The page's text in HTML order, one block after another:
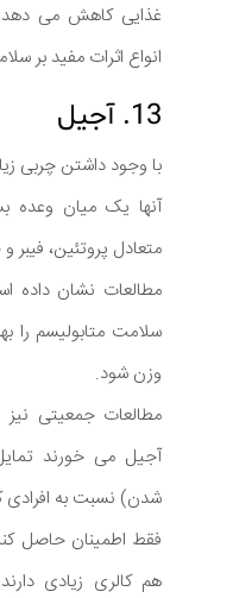
غذایی کاهش می
انواع اثرات مفید بر
13. آجیل
با وجود داشتن چربی
آنها یک میان وعده
متعادل پروتئین،
مطالعات نشان داده
سلامت متابولیسم
وزن شود.
مطالعات جمعیتی
آجیل می خورند
شدن) نسبت به افرادی
فقط اطمینان حاصل
هم کالری زیادی